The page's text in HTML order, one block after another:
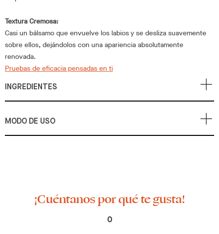
Textura Cremosa:
Casi un bálsamo que envuelve los labios y se desliza suavemente
sobre ellos, dejándolos con una apariencia absolutamente
renovada.
Pruebas de eficacia pensadas en ti
INGREDIENTES
MODO DE USO
¡Cuéntanos por qué te gusta!
0